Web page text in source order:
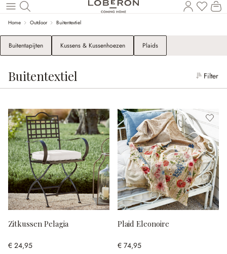
Naar de hoofdinhoud
Home Outdoor Buitentextiel
Buitentapijten Kussens & Kussenhoezen Plaids
Buitentextiel Filter
Zitkussen Pelagia
€ 24,95
Plaid Eleonoire
€ 74,95